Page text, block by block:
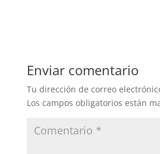
Enviar comentario
Tu dirección de correo
Los campos obligatorios están